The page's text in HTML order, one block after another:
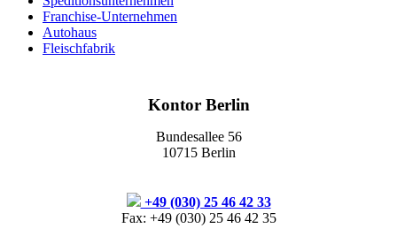
Franchise-Unternehmen
Autohaus
Fleischfabrik
Kontor Berlin
Bundesallee 56
10715 Berlin
+49 (030) 25 46 42 33
Fax: +49 (030) 25 46 42 35